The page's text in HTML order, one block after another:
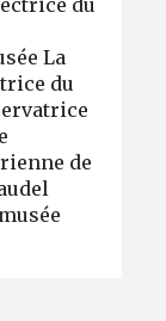
La
du
de